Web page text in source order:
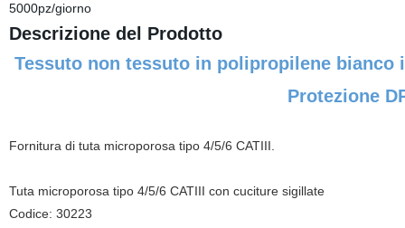
5000pz/giorno
Descrizione del Prodotto
Tessuto non tessuto in polipropilene bianco
Protezione
Fornitura di tuta microporosa tipo 4/5/6 CATIII.
Tuta microporosa tipo 4/5/6 CATIII con cuciture sigillate
Codice: 30223